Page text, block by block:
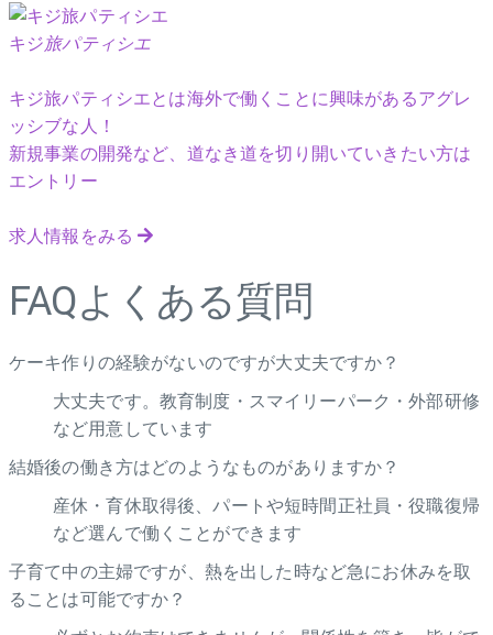
キジ旅パティシエ
キジ旅パティシエとは海外で働くことに興味があるアグレ
ッシブな人！
新規事業の開発など、道なき道を切り開いていきたい方は
エントリー
求人情報をみる
FAQよくある質問
ケーキ作りの経験がないのですが大丈夫ですか？
大丈夫です。教育制度・スマイリーパーク・外部研修
など用意しています
結婚後の働き方はどのようなものがありますか？
産休・育休取得後、パートや短時間正社員・役職復帰
など選んで働くことができます
子育て中の主婦ですが、熱を出した時など急にお休みを取
ることは可能ですか？